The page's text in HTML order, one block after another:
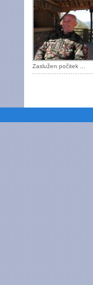
Zaslužen počitek ...